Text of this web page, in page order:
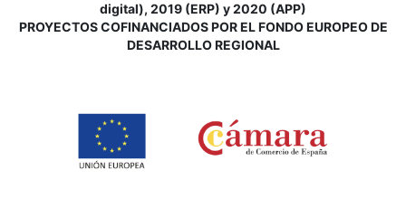
digital), 2019 (ERP) y 2020 (APP)
PROYECTOS COFINANCIADOS POR EL FONDO EUROPEO DE
DESARROLLO REGIONAL